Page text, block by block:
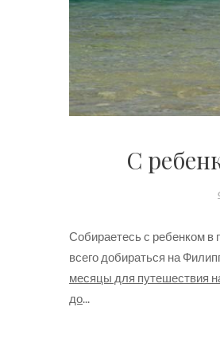
С
Собираетесь с ребенком в
всего добираться на
месяцы для путешествия
до